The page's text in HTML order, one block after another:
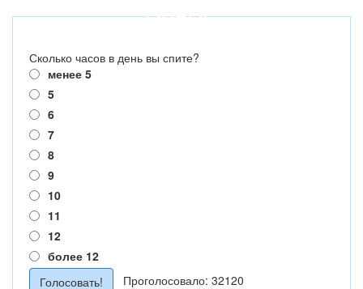
ОПРОС
Сколько часов в день вы спите?
менее 5
5
6
7
8
9
10
11
12
более 12
Проголосовало: 32120